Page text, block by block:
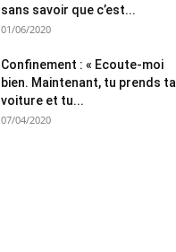
sans savoir que c’est...
01/06/2020
Confinement : « Ecoute-moi
bien. Maintenant, tu prends ta
voiture et tu...
07/04/2020